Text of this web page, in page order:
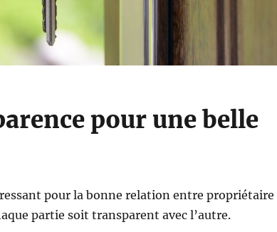
pour une belle
pour la bonne relation entre propriétaire
partie soit transparent avec l’autre.